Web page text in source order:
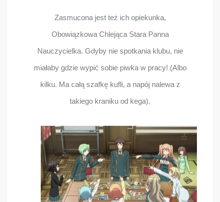
Zasmucona jest też ich opiekunka,
Obowiązkowa Chlejąca Stara Panna
Nauczycielka. Gdyby nie spotkania klubu, nie
miałaby gdzie wypić sobie piwka w pracy! (Albo
kilku. Ma całą szafkę kufli, a napój nalewa z
takiego kraniku od kega).